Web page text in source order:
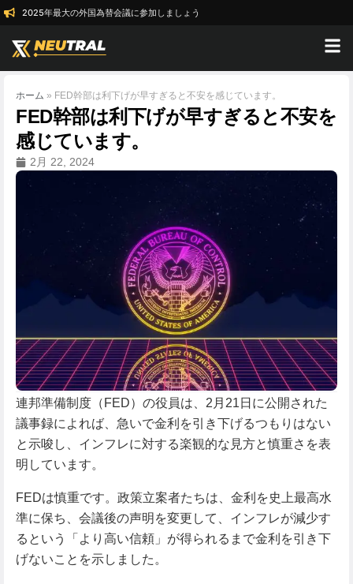
2025年最大の外国為替会議に参加しましょう
ホーム » FED幹部は利下げが早すぎると不安を感じています。
FED幹部は利下げが早すぎると不安を
感じています。
2月 22, 2024
連邦準備制度（FED）の役員は、2月21日に公開された
議事録によれば、急いで金利を引き下げるつもりはない
と示唆し、インフレに対する楽観的な見方と慎重さを表
明しています。
FEDは慎重です。政策立案者たちは、金利を史上最高水
準に保ち、会議後の声明を変更して、インフレが減少す
るという「より高い信頼」が得られるまで金利を引き下
げないことを示しました。